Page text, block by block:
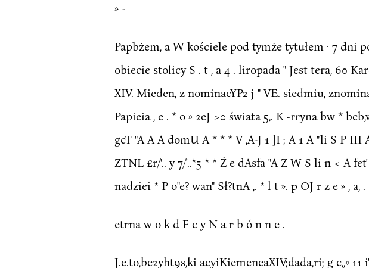
» -
Papbżem, a W kościele pod tymże tytułem · 7
obiecie stolicy S . t , a 4 . liropada " Jest tera, 60
XIV. Mieden, z nominacYP2 j " VE. siedmiu,
Papieia , e . * o » 2eJ >0 świata 5,. K -rryna bw *
gcT "A A A domU A * * * V ,A-J 1 ]I ; A 1 A "li S P
ZTNL £r/'.. y 7/'..*5 * * Ź e dAsfa "A Z W S li n < A
nadziei * P o"e? wan" Sł?tnA ,. * l t ». p OJ r z e » , a, .
etrna w o k d F c y N a r b ó n n e .
J.e.to,be2yht9s,ki acyiKiemeneaXIV;dada,ri; g c,,«